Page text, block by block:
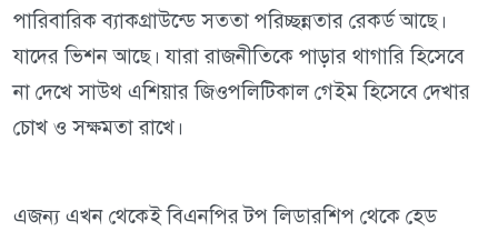
পারিবারিক ব্যাকগ্রাউন্ডে সততা পরিচ্ছন্নতার রেকর্ড আছে।
যাদের ভিশন আছে। যারা রাজনীতিকে পাড়ার থাগারি হিসেবে
না দেখে সাউথ এশিয়ার জিওপলিটিকাল গেইম হিসেবে দেখার
চোখ ও সক্ষমতা রাখে।
এজন্য এখন থেকেই বিএনপির টপ লিডারশিপ থেকে হেড